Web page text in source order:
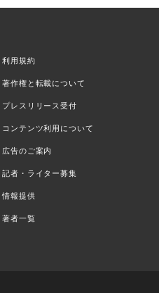
利用規約
著作権と転載について
プレスリリース受付
コンテンツ利用について
広告のご案内
記者・ライター募集
情報提供
著者一覧